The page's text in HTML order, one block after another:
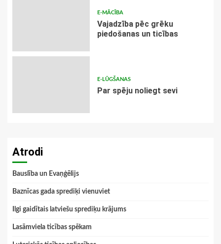
E-MĀCĪBA
Vajadzība pēc grēku
piedošanas un ticības
E-LŪGŠANAS
Par spēju noliegt sevi
Atrodi
Bauslība un Evaņģēlijs
Baznīcas gada sprediķi vienuviet
Ilgi gaidītais latviešu sprediķu krājums
Lasāmviela ticības spēkam